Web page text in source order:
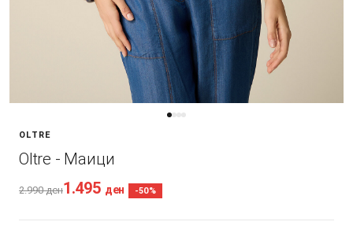
OLTRE
Oltre - Маици
2.990ден1.495 ден -50%